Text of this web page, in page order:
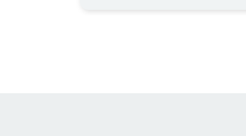
を構築。